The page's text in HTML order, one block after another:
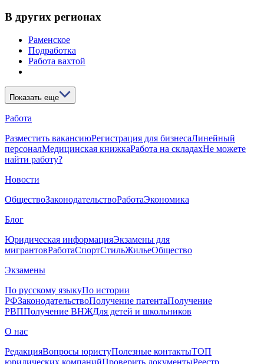
В других регионах
Раменское
Подработка
Работа вахтой
Показать еще
Работа
Разместить вакансиюРегистрация для бизнесаЛинейный
персоналМедицинская книжкаРабота на складахНе можете
найти работу?
Новости
ОбществоЗаконодательствоРаботаЭкономика
Блог
Юридическая информацияЭкзамены для
мигрантовРаботаСпортСтильЖильеОбщество
Экзамены
По русскому языкуПо истории
РФЗаконодательствоПолучение патентаПолучение
РВППолучение ВНЖДля детей и школьников
О нас
РедакцияВопросы юристуПолезные контактыТОП
юридических компанийПроверить документыРеестр